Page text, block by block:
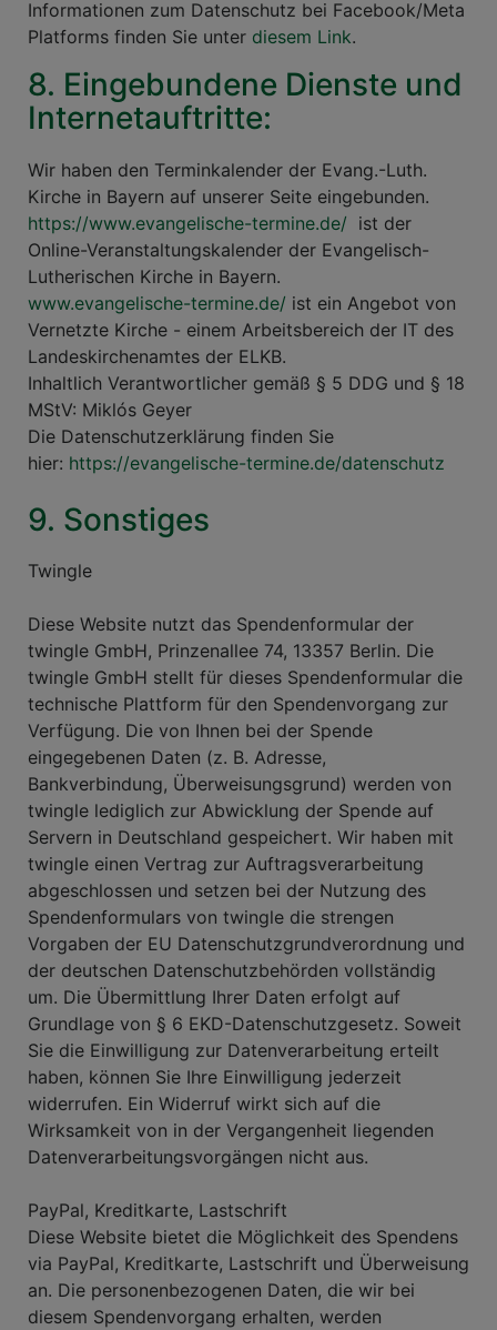
Informationen zum Datenschutz bei Facebook/Meta
Platforms finden Sie unter diesem Link.
8. Eingebundene Dienste und
Internetauftritte:
Wir haben den Terminkalender der Evang.-Luth.
Kirche in Bayern auf unserer Seite eingebunden.
https://www.evangelische-termine.de/ ist der
Online-Veranstaltungskalender der Evangelisch-
Lutherischen Kirche in Bayern.
www.evangelische-termine.de/ ist ein Angebot von
Vernetzte Kirche - einem Arbeitsbereich der IT des
Landeskirchenamtes der ELKB.
Inhaltlich Verantwortlicher gemäß § 5 DDG und § 18
MStV: Miklós Geyer
Die Datenschutzerklärung finden Sie
hier: https://evangelische-termine.de/datenschutz
9. Sonstiges
Twingle
Diese Website nutzt das Spendenformular der
twingle GmbH, Prinzenallee 74, 13357 Berlin. Die
twingle GmbH stellt für dieses Spendenformular die
technische Plattform für den Spendenvorgang zur
Verfügung. Die von Ihnen bei der Spende
eingegebenen Daten (z. B. Adresse,
Bankverbindung, Überweisungsgrund) werden von
twingle lediglich zur Abwicklung der Spende auf
Servern in Deutschland gespeichert. Wir haben mit
twingle einen Vertrag zur Auftragsverarbeitung
abgeschlossen und setzen bei der Nutzung des
Spendenformulars von twingle die strengen
Vorgaben der EU Datenschutzgrundverordnung und
der deutschen Datenschutzbehörden vollständig
um. Die Übermittlung Ihrer Daten erfolgt auf
Grundlage von § 6 EKD-Datenschutzgesetz. Soweit
Sie die Einwilligung zur Datenverarbeitung erteilt
haben, können Sie Ihre Einwilligung jederzeit
widerrufen. Ein Widerruf wirkt sich auf die
Wirksamkeit von in der Vergangenheit liegenden
Datenverarbeitungsvorgängen nicht aus.
PayPal, Kreditkarte, Lastschrift
Diese Website bietet die Möglichkeit des Spendens
via PayPal, Kreditkarte, Lastschrift und Überweisung
an. Die personenbezogenen Daten, die wir bei
diesem Spendenvorgang erhalten, werden